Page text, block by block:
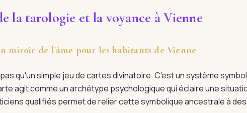
la tarologie et la voyance à Vienne
miroir de l'âme pour les habitants de Vienne
qu'un simple jeu de cartes divinatoire. C'est un système
agit comme un archétype psychologique qui éclaire une
qualifiés permet de relier cette symbolique ancestrale à